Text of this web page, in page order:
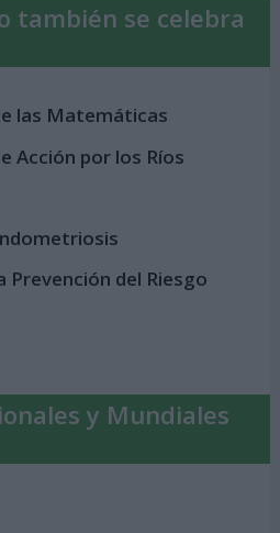
también se celebra
las Matemáticas
Acción por los Ríos
Prevención del Riesgo
y Mundiales